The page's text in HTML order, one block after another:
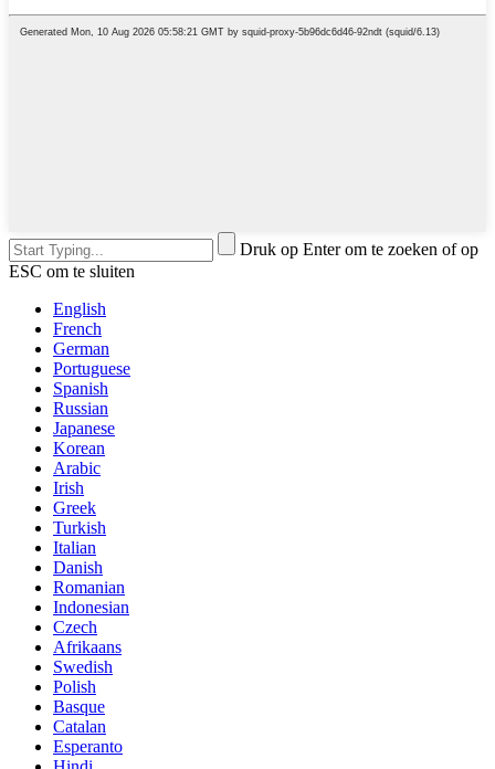
Druk op Enter om te zoeken of op
ESC om te sluiten
English
French
German
Portuguese
Spanish
Russian
Japanese
Korean
Arabic
Irish
Greek
Turkish
Italian
Danish
Romanian
Indonesian
Czech
Afrikaans
Swedish
Polish
Basque
Catalan
Esperanto